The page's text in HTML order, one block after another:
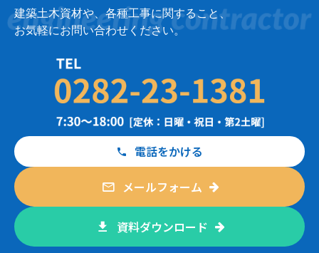
建築土木資材や、各種工事に関すること、
お気軽にお問い合わせください。
電話をかける
メールフォーム
資料ダウンロード